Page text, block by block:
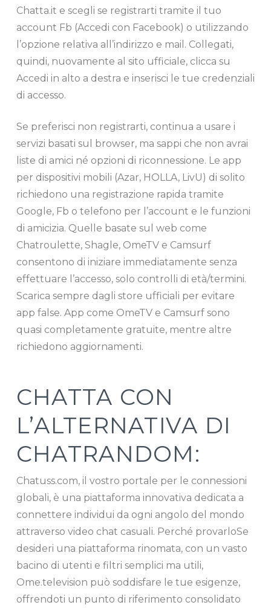
Chatta.it e scegli se registrarti tramite il tuo
account Fb (Accedi con Facebook) o utilizzando
l’opzione relativa all’indirizzo e mail. Collegati,
quindi, nuovamente al sito ufficiale, clicca su
Accedi in alto a destra e inserisci le tue credenziali
di accesso.
Se preferisci non registrarti, continua a usare i
servizi basati sul browser, ma sappi che non avrai
liste di amici né opzioni di riconnessione. Le app
per dispositivi mobili (Azar, HOLLA, LivU) di solito
richiedono una registrazione rapida tramite
Google, Fb o telefono per l’account e le funzioni
di amicizia. Quelle basate sul web come
Chatroulette, Shagle, OmeTV e Camsurf
consentono di iniziare immediatamente senza
effettuare l’accesso, solo controlli di età/termini.
Scarica sempre dagli store ufficiali per evitare
app false. App come OmeTV e Camsurf sono
quasi completamente gratuite, mentre altre
richiedono aggiornamenti.
CHATTA CON
L’ALTERNATIVA DI
CHATRANDOM:
Chatuss.com, il vostro portale per le connessioni
globali, è una piattaforma innovativa dedicata a
connettere individui da ogni angolo del mondo
attraverso video chat casuali. Perché provarloSe
desideri una piattaforma rinomata, con un vasto
bacino di utenti e filtri semplici ma utili,
Ome.television può soddisfare le tue esigenze,
offrendoti un punto di riferimento consolidato